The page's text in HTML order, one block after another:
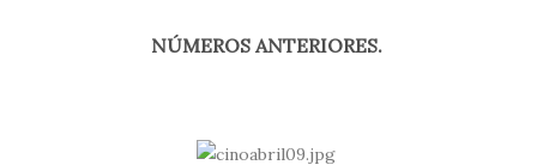
NÚMEROS ANTERIORES.